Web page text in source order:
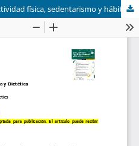
Diferencia de los niveles de actividad física, sedentarismo y hábitos alimentarios entre universitarios de diferentes programas de la salud de una universidad privada en Bogotá, Colombia